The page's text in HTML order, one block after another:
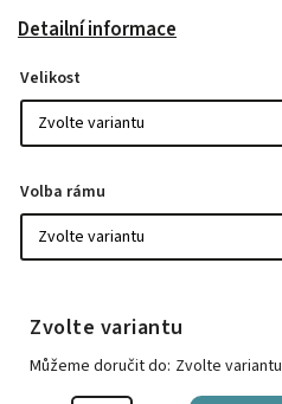
Detailní informace
Velikost
Volba rámu
Zvolte variantu
Můžeme doručit do: Zvolte variantu